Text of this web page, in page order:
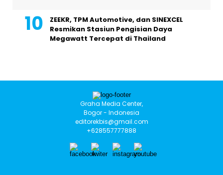
ZEEKR, TPM Automotive, dan SINEXCEL
Resmikan Stasiun Pengisian Daya
Megawatt Tercepat di Thailand
Graha Media Center,
Bogor - Indonesia
editorekbis@gmail.com
+628557777888